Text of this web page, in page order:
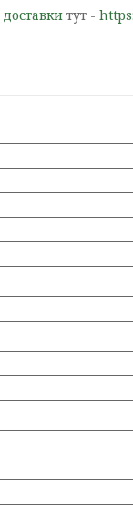
тут -